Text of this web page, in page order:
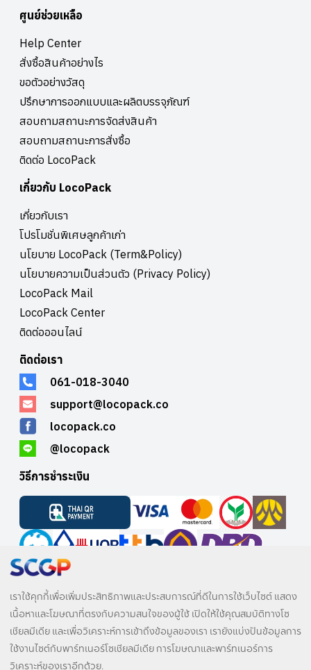
ศูนย์ช่วยเหลือ
Help Center
สั่งซื้อสินค้าอย่างไร
ขอตัวอย่างวัสดุ
ปรึกษาการออกแบบและผลิตบรรจุภัณฑ์
สอบถามสถานะการจัดส่งสินค้า
สอบถามสถานะการสั่งซื้อ
ติดต่อ LocoPack
เกี่ยวกับ LocoPack
เกี่ยวกับเรา
โปรโมชั่นพิเศษลูกค้าเก่า
นโยบาย LocoPack (Term&Policy)
นโยบายความเป็นส่วนตัว (Privacy Policy)
LocoPack Mail
LocoPack Center
ติดต่อออนไลน์
ติดต่อเรา
061-018-3040
support@locopack.co
locopack.co
@locopack
วิธีการชำระเงิน
บริษัท อินวีนิค จำกัด
บริษัท อินวีนิค จำกัด
เราใช้คุกกี้เพื่อเพิ่มประสิทธิภาพและประสบการณ์ที่ดีในการใช้เว็บไซต์ แสดง
เนื้อหาและโฆษณาที่ตรงกับความสนใจของผู้ใช้ เปิดให้ใช้คุณสมบัติทางโซ
เชียลมีเดีย และเพื่อวิเคราะห์การเข้าถึงข้อมูลของเรา เรายังแบ่งปันข้อมูลการ
ใช้งานไซต์กับพาร์ทเนอร์โซเชียลมีเดีย การโฆษณาและพาร์ทเนอร์การ
วิเคราะห์ของเราอีกด้วย.